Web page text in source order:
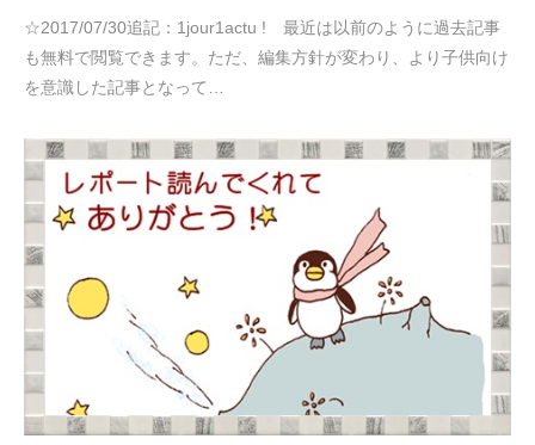
☆2017/07/30追記：1jour1actu ! 最近は以前のように過去記事
も無料で閲覧できます。ただ、編集方針が変わり、より子供向け
を意識した記事となって…